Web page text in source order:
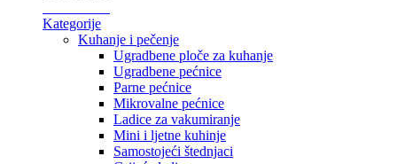
Kategorije
Kuhanje i pečenje
Ugradbene ploče za kuhanje
Ugradbene pećnice
Parne pećnice
Mikrovalne pećnice
Ladice za vakumiranje
Mini i ljetne kuhinje
Samostojeći štednjaci